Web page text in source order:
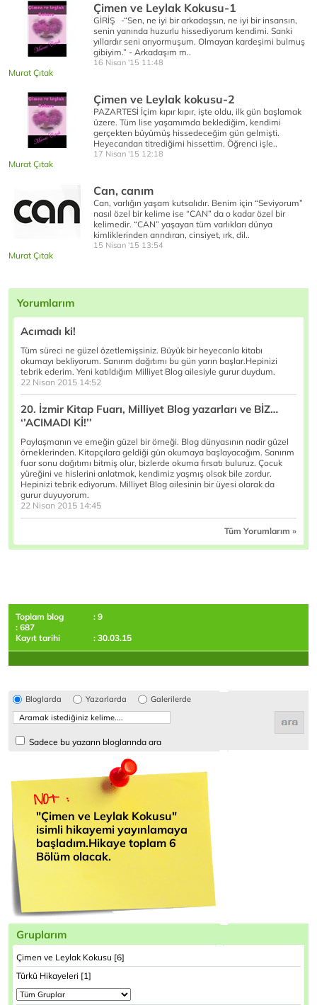
Çimen ve Leylak Kokusu-1
GİRİŞ -“Sen, ne iyi bir arkadaşsın, ne iyi bir insansın,
senin yanında huzurlu hissediyorum kendimi. Sanki
yıllardır seni arıyormuşum. Olmayan kardeşimi bulmuş
gibiyim.” - Arkadaşım m..
16 Nisan '15 11:48
Murat Çıtak
Çimen ve Leylak kokusu-2
PAZARTESİ İçim kıpır kıpır, işte oldu, ilk gün başlamak
üzere. Tüm lise yaşamımda beklediğim, kendimi
gerçekten büyümüş hissedeceğim gün gelmişti.
Heyecandan titrediğimi hissettim. Öğrenci işle..
17 Nisan '15 12:18
Murat Çıtak
Can, canım
Can, varlığın yaşam kutsalıdır. Benim için “Seviyorum”
nasıl özel bir kelime ise “CAN” da o kadar özel bir
kelimedir. “CAN” yaşayan tüm varlıkları dünya
kimliklerinden arındıran, cinsiyet, ırk, dil..
15 Nisan '15 13:54
Murat Çıtak
Yorumlarım
Acımadı ki!
Tüm süreci ne güzel özetlemişsiniz. Büyük bir heyecanla kitabı
okumayı bekliyorum. Sanırım dağıtımı bu gün yarın başlar.Hepinizi
tebrik ederim. Yeni katıldığım Milliyet Blog ailesiyle gurur duydum.
22 Nisan 2015 14:52
20. İzmir Kitap Fuarı, Milliyet Blog yazarları ve BİZ…
‘’ACIMADI Kİ!’’
Paylaşmanın ve emeğin güzel bir örneği. Blog dünyasının nadir güzel
örneklerinden. Kitapçılara geldiği gün okumaya başlayacağım. Sanırım
fuar sonu dağıtımı bitmiş olur, bizlerde okuma fırsatı buluruz. Çocuk
yüreğini ve hislerini anlatmak, kendimiz yaşmış olsak bile zordur.
Hepinizi tebrik ediyorum. Milliyet Blog ailesinin bir üyesi olarak da
gurur duyuyorum.
22 Nisan 2015 14:45
Tüm Yorumlarım »
Toplam blog
: 9
: 687
Kayıt tarihi
: 30.03.15
Bloglarda Yazarlarda Galerilerde
Sadece bu yazarın bloglarında ara
"Çimen ve Leylak Kokusu"
isimli hikayemi yayınlamaya
başladım.Hikaye toplam 6
Bölüm olacak.
Gruplarım
Çimen ve Leylak Kokusu [6]
Türkü Hikayeleri [1]